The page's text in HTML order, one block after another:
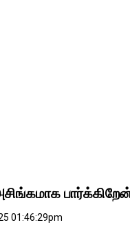
01:46:29pm